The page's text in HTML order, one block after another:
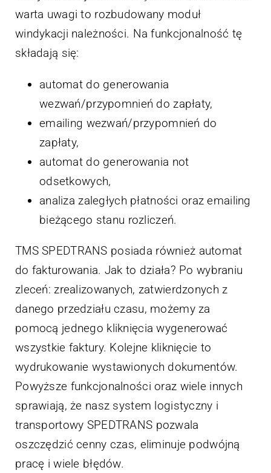
warta uwagi to rozbudowany moduł
windykacji należności. Na funkcjonalność tę
składają się:
automat do generowania
wezwań/przypomnień do zapłaty,
emailing wezwań/przypomnień do
zapłaty,
automat do generowania not
odsetkowych,
analiza zaległych płatności oraz emailing
bieżącego stanu rozliczeń.
TMS SPEDTRANS posiada również automat
do fakturowania. Jak to działa? Po wybraniu
zleceń: zrealizowanych, zatwierdzonych z
danego przedziału czasu, możemy za
pomocą jednego kliknięcia wygenerować
wszystkie faktury. Kolejne kliknięcie to
wydrukowanie wystawionych dokumentów.
Powyższe funkcjonalności oraz wiele innych
sprawiają, że nasz system logistyczny i
transportowy SPEDTRANS pozwala
oszczędzić cenny czas, eliminuje podwójną
pracę i wiele błędów.